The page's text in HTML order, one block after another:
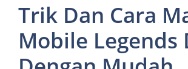
Trik Dan Cara
Mobile Legends